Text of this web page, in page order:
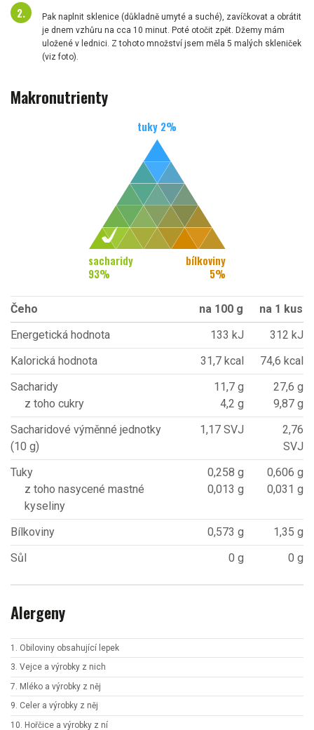
Pak naplnit sklenice (důkladně umyté a suché), zavíčkovat a obrátit
je dnem vzhůru na cca 10 minut. Poté otočit zpět. Džemy mám
uložené v lednici. Z tohoto množství jsem měla 5 malých skleniček
(viz foto).
Makronutrienty
tuky 2%
sacharidy
93%
bílkoviny
5%
Čeho na 100 g
na 1 kus
Energetická hodnota
133 kJ
312 kJ
Kalorická hodnota
31,7 kcal
74,6 kcal
Sacharidy
z toho cukry
11,7 g
4,2 g
27,6 g
9,87 g
Sacharidové výměnné jednotky
(10 g)
1,17 SVJ
2,76
SVJ
Tuky
z toho nasycené mastné
kyseliny
0,258 g
0,013 g
0,606 g
0,031 g
Bílkoviny 0,573 g
1,35 g
Sůl
0 g 0 g
Alergeny
1. Obiloviny obsahující lepek
3. Vejce a výrobky z nich
7. Mléko a výrobky z něj
9. Celer a výrobky z něj
10. Hořčice a výrobky z ní